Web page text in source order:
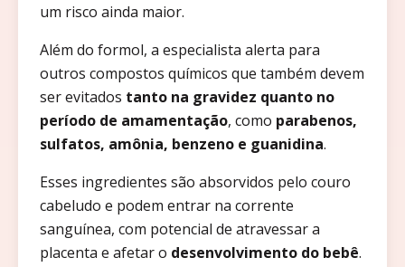
um risco ainda maior.
Além do formol, a especialista alerta para
outros compostos químicos que também devem
ser evitados tanto na gravidez quanto no
período de amamentação, como parabenos,
sulfatos, amônia, benzeno e guanidina.
Esses ingredientes são absorvidos pelo couro
cabeludo e podem entrar na corrente
sanguínea, com potencial de atravessar a
placenta e afetar o desenvolvimento do bebê.